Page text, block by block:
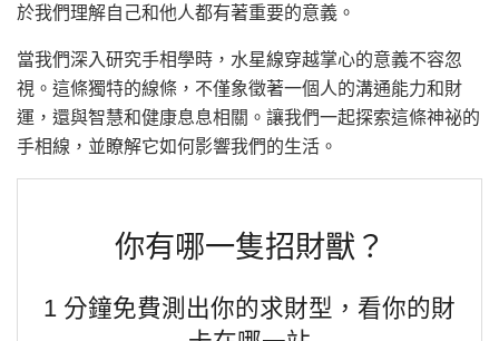
於我們理解自己和他人都有著重要的意義。
當我們深入研究手相學時，水星線穿越掌心的意義不容忽
視。這條獨特的線條，不僅象徵著一個人的溝通能力和財
運，還與智慧和健康息息相關。讓我們一起探索這條神祕的
手相線，並瞭解它如何影響我們的生活。
你有哪一隻招財獸？
1 分鐘免費測出你的求財型，看你的財